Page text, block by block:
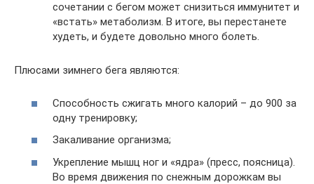
сочетании с бегом может снизиться иммунитет и
«встать» метаболизм. В итоге, вы перестанете
худеть, и будете довольно много болеть.
Плюсами зимнего бега являются:
Способность сжигать много калорий – до 900 за
одну тренировку;
Закаливание организма;
Укрепление мышц ног и «ядра» (пресс, поясница).
Во время движения по снежным дорожкам вы